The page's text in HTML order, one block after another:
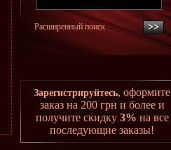
Расширенный поиск
Зарегистрируйтесь, оформите
заказ на 200 грн и более и
получите скидку 3% на все
последующие заказы!